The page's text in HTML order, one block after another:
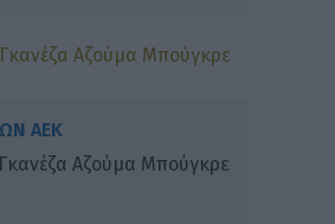
ΑΕΚ
Αζούμα Μπούγκρε